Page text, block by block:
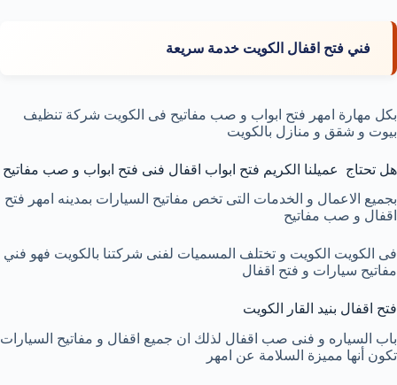
فني فتح اقفال الكويت خدمة سريعة
بكل مهارة امهر فتح ابواب و صب مفاتيح فى الكويت شركة تنظيف
بيوت و شقق و منازل بالكويت
هل تحتاج عميلنا الكريم فتح ابواب اقفال فنى فتح ابواب و صب مفاتيح
بجميع الاعمال و الخدمات التى تخص مفاتيح السيارات بمدينه امهر فتح
اقفال و صب مفاتيح
فى الكويت الكويت و تختلف المسميات لفنى شركتنا بالكويت فهو فني
مفاتيح سيارات و فتح اقفال
فتح اقفال بنيد القار الكويت
باب السياره و فنى صب اقفال لذلك ان جميع اقفال و مفاتيح السيارات
تكون أنها مميزة السلامة عن امهر